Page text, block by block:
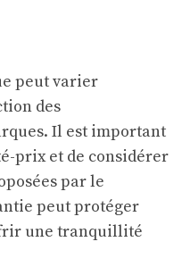
peut varier
des
Il est important
prix et de considérer
par le
peut protéger
une tranquillité